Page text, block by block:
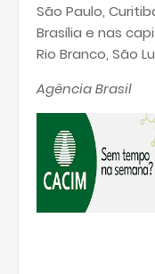
São Paulo,
Brasília e nas
Rio Branco, São
Agência Brasil